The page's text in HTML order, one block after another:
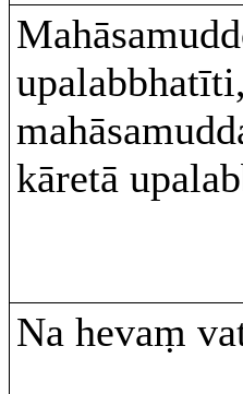
upalabbhatīti,
kāretā
Na hevaṃ